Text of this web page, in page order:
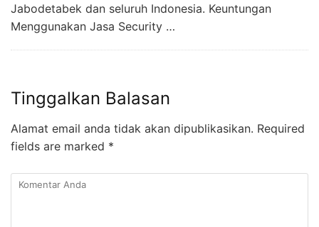
Jabodetabek dan seluruh Indonesia. Keuntungan
Menggunakan Jasa Security …
Tinggalkan Balasan
Alamat email anda tidak akan dipublikasikan. Required
fields are marked *